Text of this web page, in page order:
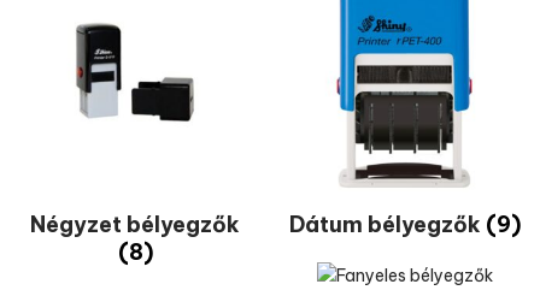
Négyzet bélyegzők
(8)
Dátum bélyegzők (9)